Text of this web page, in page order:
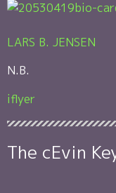
LARS B. JENSEN
N.B.
iflyer
The cEvin